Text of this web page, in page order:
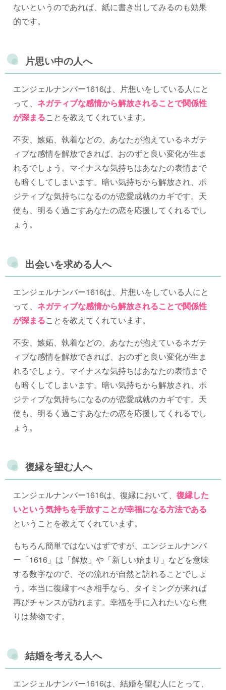
ないというのであれば、紙に書き出してみるのも効果
的です。
片思い中の人へ
エンジェルナンバー1616は、片想いをしている人にと
って、 ネガティブな感情から解放されることで関係性
が深まることを教えてくれています。
不安、嫉妬、執着などの、あなたが抱えているネガテ
ィブな感情を解放できれば、おのずと良い変化が生ま
れるでしょう。マイナスな気持ちはあなたの表情まで
も暗くしてしまいます。暗い気持ちから解放され、ポ
ジティブな気持ちになるのが恋愛成就のカギです。天
使も、明るく過ごすあなたの恋を応援してくれるでし
ょう。
出会いを求める人へ
エンジェルナンバー1616は、片想いをしている人にと
って、 ネガティブな感情から解放されることで関係性
が深まることを教えてくれています。
不安、嫉妬、執着などの、あなたが抱えているネガテ
ィブな感情を解放できれば、おのずと良い変化が生ま
れるでしょう。マイナスな気持ちはあなたの表情まで
も暗くしてしまいます。暗い気持ちから解放され、ポ
ジティブな気持ちになるのが恋愛成就のカギです。天
使も、明るく過ごすあなたの恋を応援してくれるでし
ょう。
復縁を望む人へ
エンジェルナンバー1616は、復縁において、 復縁した
いという気持ちを手放すことが幸福になる方法である
ということを教えてくれています。
もちろん簡単ではないはずですが、エンジェルナンバ
ー「1616」は「解放」や「新しい始まり」などを意味
する数字なので、その流れが自然と訪れることでしょ
う。本当に復縁すべき相手なら、タイミングが来れば
再びチャンスが訪れます。幸福を手に入れたいなら焦
りは禁物です。
結婚を考える人へ
エンジェルナンバー1616は、結婚を望む人にとって、